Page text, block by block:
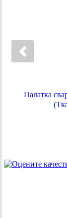
Палатка